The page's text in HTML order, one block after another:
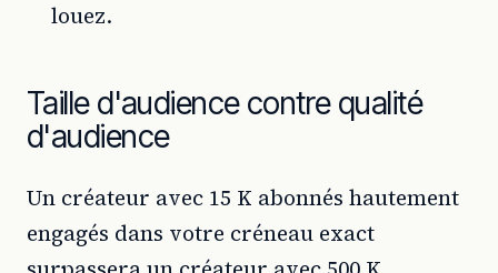
louez.
Taille d'audience contre qualité
d'audience
Un créateur avec 15 K abonnés hautement
engagés dans votre créneau exact